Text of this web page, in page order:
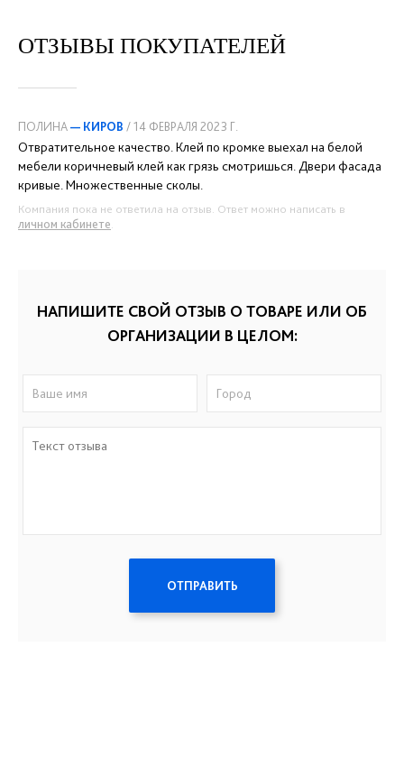
ОТЗЫВЫ ПОКУПАТЕЛЕЙ
ПОЛИНА— КИРОВ / 14 ФЕВРАЛЯ 2023 Г.
Отвратительное качество. Клей по кромке выехал на белой
мебели коричневый клей как грязь смотришься. Двери фасада
кривые. Множественные сколы.
Компания пока не ответила на отзыв. Ответ можно написать в
личном кабинете.
НАПИШИТЕ СВОЙ ОТЗЫВ О ТОВАРЕ ИЛИ ОБ
ОРГАНИЗАЦИИ В ЦЕЛОМ:
ОТПРАВИТЬ